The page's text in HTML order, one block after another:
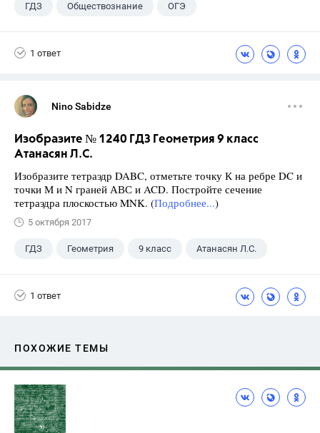
ГДЗ Обществознание ОГЭ
1 ответ
Nino Sabidze
Изобразите № 1240 ГДЗ Геометрия 9 класс
Атанасян Л.С.
Изобразите тетраэдр DABC, отметьте точку К на ребре DC и
точки М и N граней АВС и ACD. Постройте сечение
тетраэдра плоскостью MNK. (Подробнее...)
5 октября 2017
ГДЗ Геометрия 9 класс Атанасян Л.С.
1 ответ
ПОХОЖИЕ ТЕМЫ